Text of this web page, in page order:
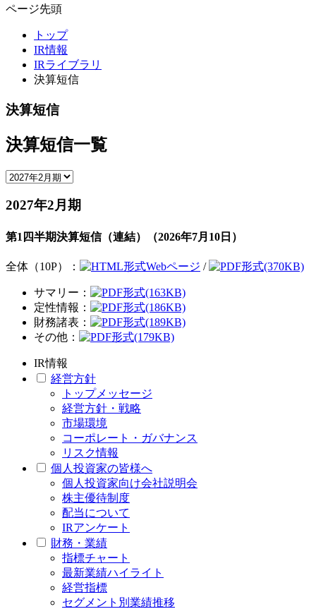
ページ先頭
トップ
IR情報
IRライブラリ
決算短信
決算短信
決算短信一覧
2027年2月期
第1四半期決算短信（連結）（2026年7月10日）
全体（10P）： Webページ / (370KB)
サマリー：
(163KB)
定性情報：
(186KB)
財務諸表：
(189KB)
その他：
(179KB)
IR情報
経営方針
トップメッセージ
経営方針・戦略
市場環境
コーポレート・ガバナンス
リスク情報
個人投資家の皆様へ
個人投資家向け会社説明会
株主優待制度
配当について
IRアンケート
財務・業績
指標チャート
最新業績ハイライト
経営指標
セグメント別業績推移